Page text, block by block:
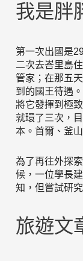
我是胖
第一次出國是
二次去峇里島
管家；在那五
到的國王待遇
將它發揮到極
就環了三次，
本。首爾、釜
為了再往外探
候，一位學長
知，但嘗試研
旅遊文